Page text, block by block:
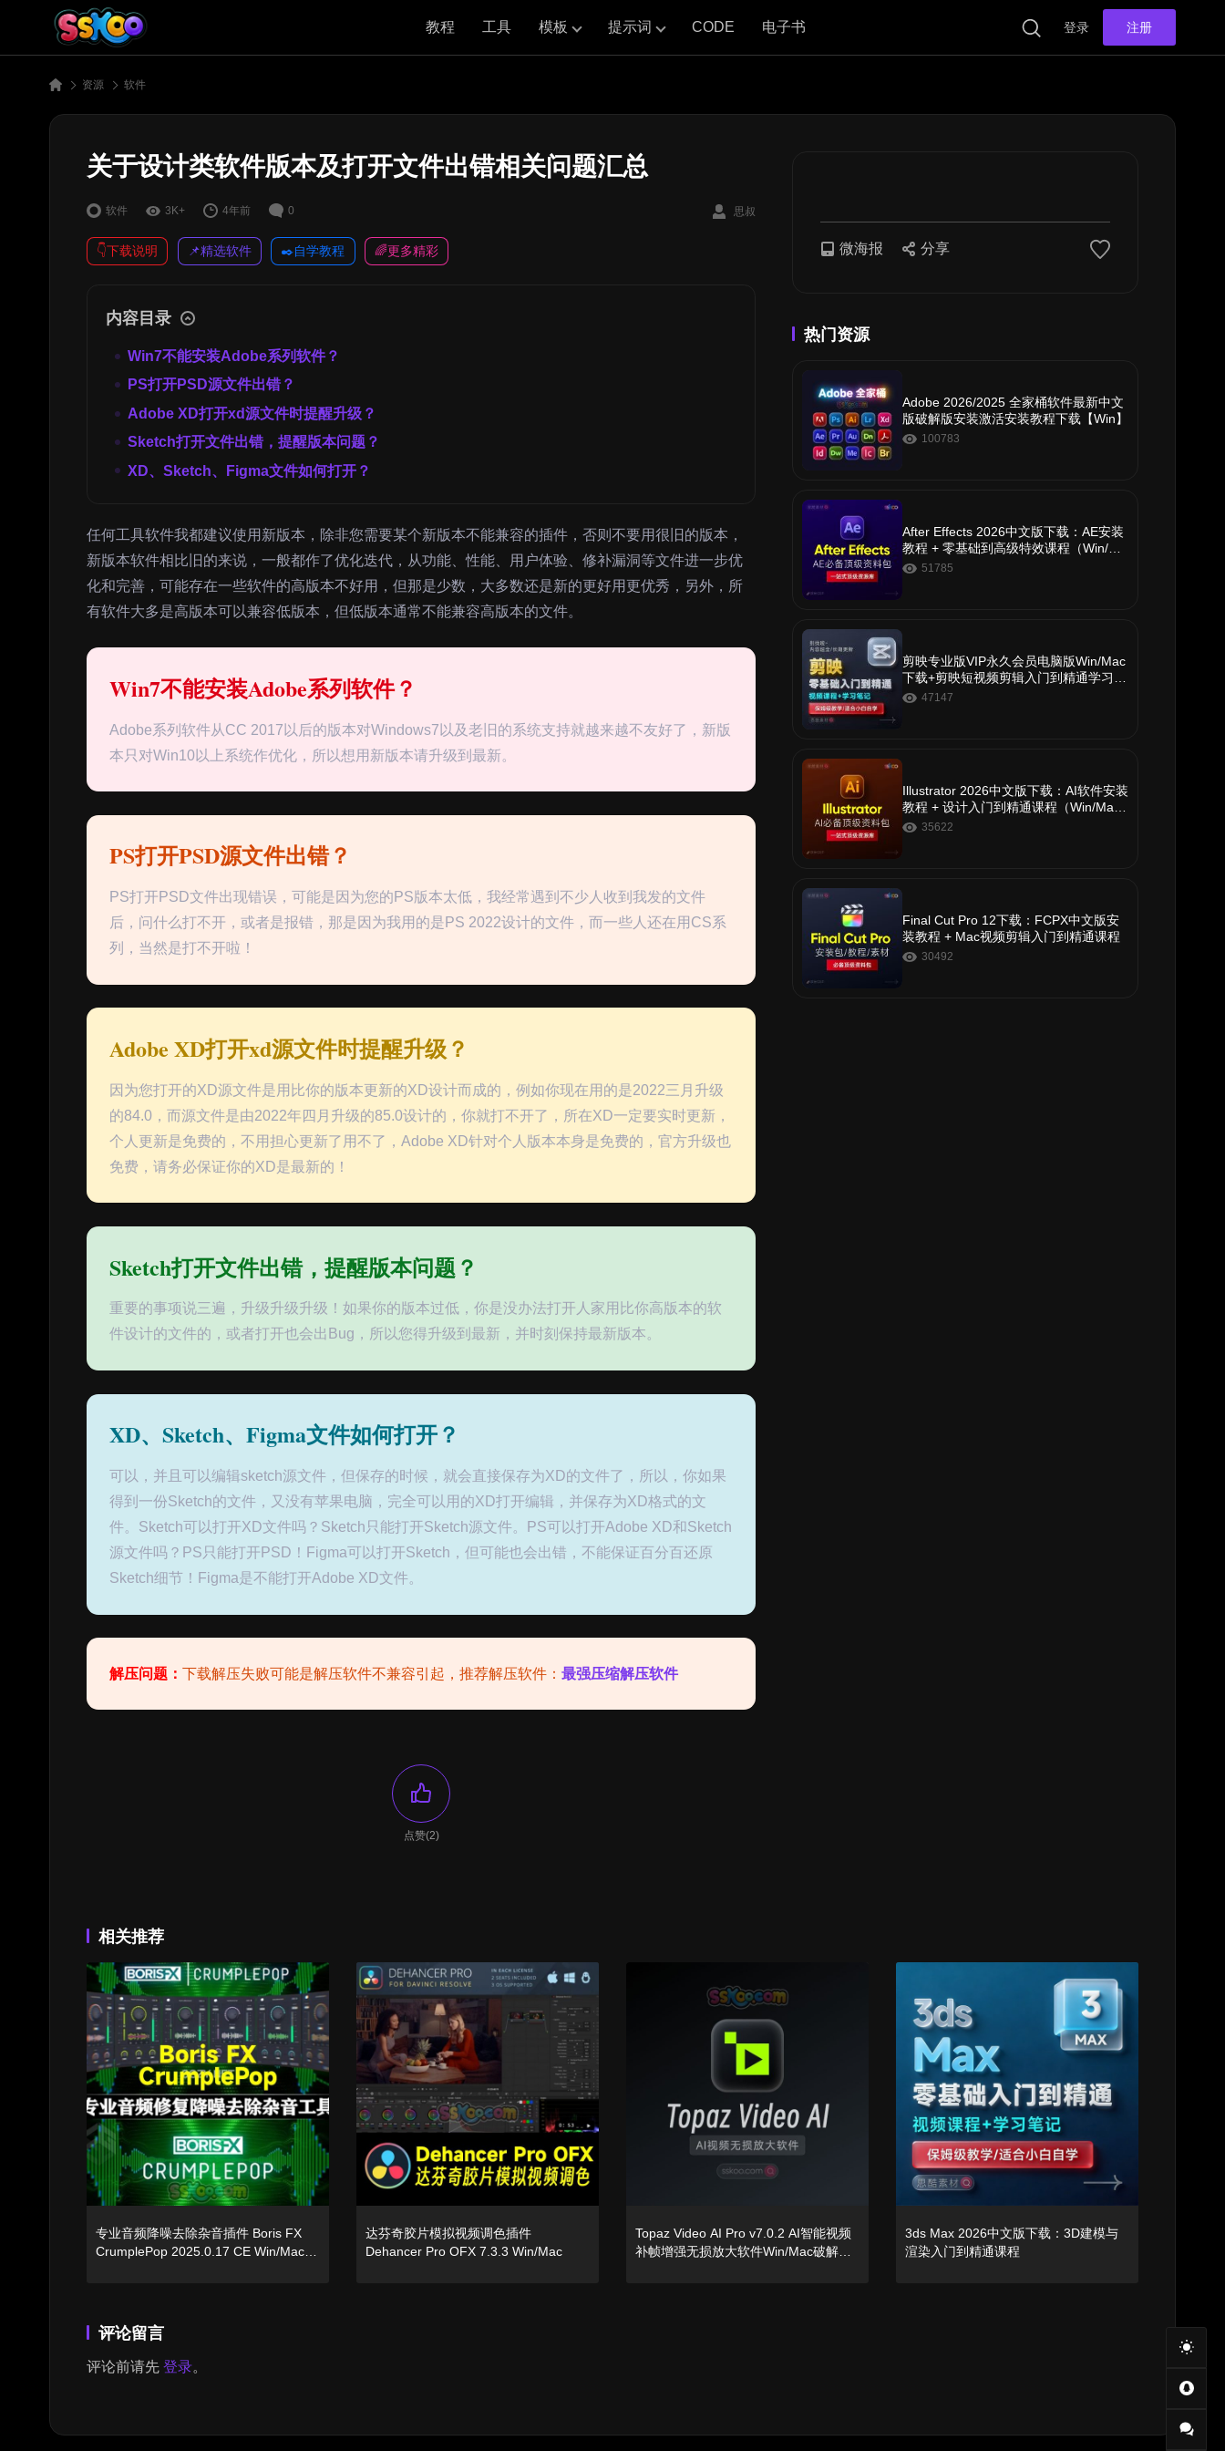
教程 工具 模板 提示词 CODE 电子书 登录 注册
资源 软件
关于设计类软件版本及打开文件出错相关问题汇总
软件 3K+ 4年前 0 思叔
👇下载说明 📌精选软件 ✒️自学教程 🌈更多精彩
内容目录
Win7不能安装Adobe系列软件？
PS打开PSD源文件出错？
Adobe XD打开xd源文件时提醒升级？
Sketch打开文件出错，提醒版本问题？
XD、Sketch、Figma文件如何打开？
任何工具软件我都建议使用新版本，除非您需要某个新版本不能兼容的插件，否则不要用很旧的版本，
新版本软件相比旧的来说，一般都作了优化迭代，从功能、性能、用户体验、修补漏洞等文件进一步优
化和完善，可能存在一些软件的高版本不好用，但那是少数，大多数还是新的更好用更优秀，另外，所
有软件大多是高版本可以兼容低版本，但低版本通常不能兼容高版本的文件。
Win7不能安装Adobe系列软件？
Adobe系列软件从CC 2017以后的版本对Windows7以及老旧的系统支持就越来越不友好了，新版
本只对Win10以上系统作优化，所以想用新版本请升级到最新。
PS打开PSD源文件出错？
PS打开PSD文件出现错误，可能是因为您的PS版本太低，我经常遇到不少人收到我发的文件
后，问什么打不开，或者是报错，那是因为我用的是PS 2022设计的文件，而一些人还在用CS系
列，当然是打不开啦！
Adobe XD打开xd源文件时提醒升级？
因为您打开的XD源文件是用比你的版本更新的XD设计而成的，例如你现在用的是2022三月升级
的84.0，而源文件是由2022年四月升级的85.0设计的，你就打不开了，所在XD一定要实时更新，
个人更新是免费的，不用担心更新了用不了，Adobe XD针对个人版本本身是免费的，官方升级也
免费，请务必保证你的XD是最新的！
Sketch打开文件出错，提醒版本问题？
重要的事项说三遍，升级升级升级！如果你的版本过低，你是没办法打开人家用比你高版本的软
件设计的文件的，或者打开也会出Bug，所以您得升级到最新，并时刻保持最新版本。
XD、Sketch、Figma文件如何打开？
可以，并且可以编辑sketch源文件，但保存的时候，就会直接保存为XD的文件了，所以，你如果
得到一份Sketch的文件，又没有苹果电脑，完全可以用的XD打开编辑，并保存为XD格式的文
件。Sketch可以打开XD文件吗？Sketch只能打开Sketch源文件。PS可以打开Adobe XD和Sketch
源文件吗？PS只能打开PSD！Figma可以打开Sketch，但可能也会出错，不能保证百分百还原
Sketch细节！Figma是不能打开Adobe XD文件。
解压问题：下载解压失败可能是解压软件不兼容引起，推荐解压软件：最强压缩解压软件
点赞(2)
微海报 分享
热门资源
Adobe 2026/2025 全家桶软件最新中文
版破解版安装激活安装教程下载【Win】
100783
After Effects 2026中文版下载：AE安装
教程 + 零基础到高级特效课程（Win/Ma
c） 51785
剪映专业版VIP永久会员电脑版Win/Mac
下载+剪映短视频剪辑入门到精通学习教
程 47147
Illustrator 2026中文版下载：AI软件安装
教程 + 设计入门到精通课程（Win/Ma
c） 35622
Final Cut Pro 12下载：FCPX中文版安
装教程 + Mac视频剪辑入门到精通课程
30492
相关推荐
专业音频降噪去除杂音插件 Boris FX
CrumplePop 2025.0.17 CE Win/Mac破
达芬奇胶片模拟视频调色插件
Dehancer Pro OFX 7.3.3 Win/Mac
Topaz Video AI Pro v7.0.2 AI智能视频
补帧增强无损放大软件Win/Mac破解版
3ds Max 2026中文版下载：3D建模与
渲染入门到精通课程
评论留言
评论前请先 登录。